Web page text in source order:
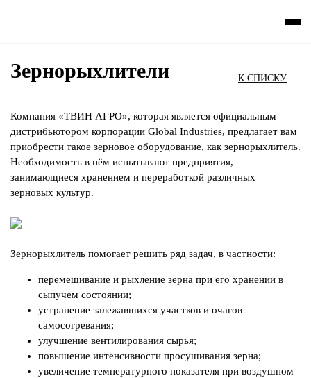
К СПИСКУ
Зернорыхлители
Компания «ТВИН АГРО», которая является официальным
дистрибьютором корпорации Global Industries, предлагает вам
приобрести такое зерновое оборудование, как зернорыхлитель.
Необходимость в нём испытывают предприятия,
занимающиеся хранением и переработкой различных
зерновых культур.
Зернорыхлитель помогает решить ряд задач, в частности:
перемешивание и рыхление зерна при его хранении в
сыпучем состоянии;
устранение залежавшихся участков и очагов
самосогревания;
улучшение вентилирования сырья;
повышение интенсивности просушивания зерна;
увеличение температурного показателя при воздушном